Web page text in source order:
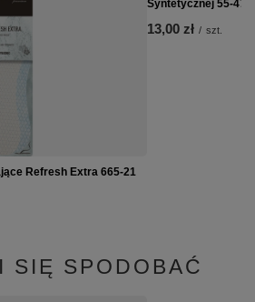
Refresh Extra 665-21
Syntetycznej 55-47-
13,00 zł / szt.
SIĘ SPODOBAĆ